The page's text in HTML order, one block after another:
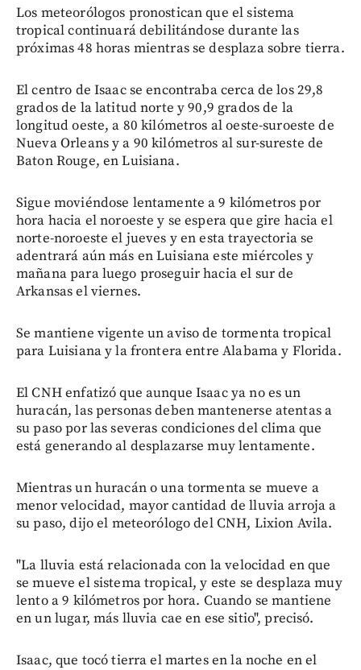
Los meteorólogos pronostican que el sistema
tropical continuará debilitándose durante las
próximas 48 horas mientras se desplaza sobre tierra.
El centro de Isaac se encontraba cerca de los 29,8
grados de la latitud norte y 90,9 grados de la
longitud oeste, a 80 kilómetros al oeste-suroeste de
Nueva Orleans y a 90 kilómetros al sur-sureste de
Baton Rouge, en Luisiana.
Sigue moviéndose lentamente a 9 kilómetros por
hora hacia el noroeste y se espera que gire hacia el
norte-noroeste el jueves y en esta trayectoria se
adentrará aún más en Luisiana este miércoles y
mañana para luego proseguir hacia el sur de
Arkansas el viernes.
Se mantiene vigente un aviso de tormenta tropical
para Luisiana y la frontera entre Alabama y Florida.
El CNH enfatizó que aunque Isaac ya no es un
huracán, las personas deben mantenerse atentas a
su paso por las severas condiciones del clima que
está generando al desplazarse muy lentamente.
Mientras un huracán o una tormenta se mueve a
menor velocidad, mayor cantidad de lluvia arroja a
su paso, dijo el meteorólogo del CNH, Lixion Avila.
"La lluvia está relacionada con la velocidad en que
se mueve el sistema tropical, y este se desplaza muy
lento a 9 kilómetros por hora. Cuando se mantiene
en un lugar, más lluvia cae en ese sitio", precisó.
Isaac, que tocó tierra el martes en la noche en el